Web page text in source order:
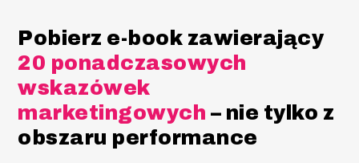
Pobierz e-book zawierający
20 ponadczasowych
wskazówek
marketingowych – nie tylko z
obszaru performance